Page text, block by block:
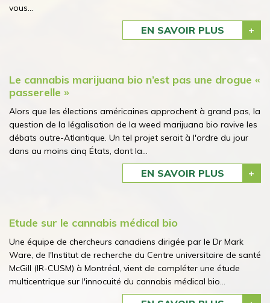
vous...
EN SAVOIR PLUS
Le cannabis marijuana bio n’est pas une drogue «
passerelle »
Alors que les élections américaines approchent à grand pas, la
question de la légalisation de la weed marijuana bio ravive les
débats outre-Atlantique. Un tel projet serait à l'ordre du jour
dans au moins cinq États, dont la...
EN SAVOIR PLUS
Etude sur le cannabis médical bio
Une équipe de chercheurs canadiens dirigée par le Dr Mark
Ware, de l'Institut de recherche du Centre universitaire de santé
McGill (IR-CUSM) à Montréal, vient de compléter une étude
multicentrique sur l'innocuité du cannabis médical bio...